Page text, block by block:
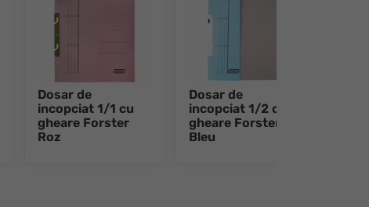
Dosar de
incopciat 1/1 cu
gheare Forster
Roz
Dosar de
incopciat 1/2 cu
gheare Forster
Bleu